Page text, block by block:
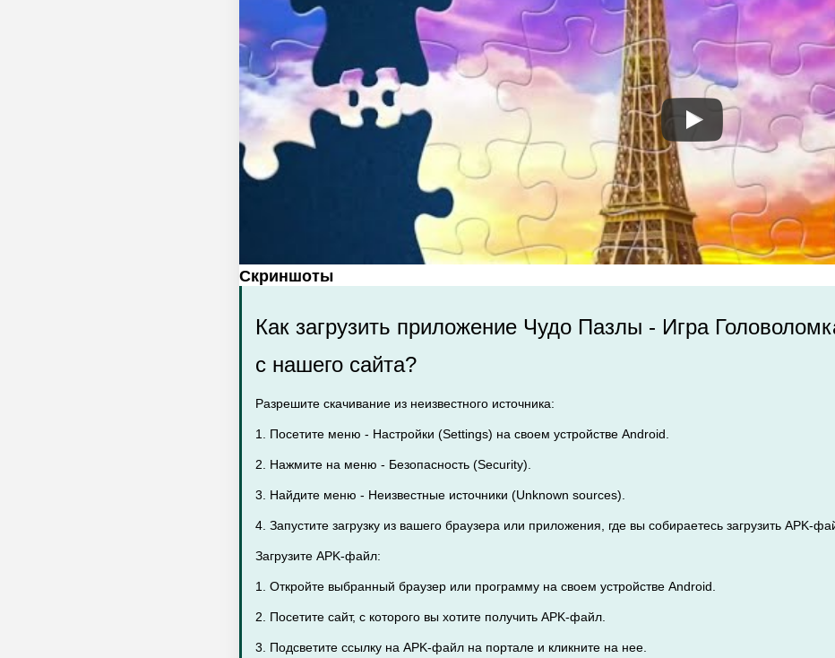
Скриншоты
Как загрузить приложение Чудо Пазлы - Игра
с нашего сайта?
Разрешите скачивание из неизвестного источника:
1. Посетите меню - Настройки (Settings) на своем устройстве Android.
2. Нажмите на меню - Безопасность (Security).
3. Найдите меню - Неизвестные источники (Unknown sources).
4. Запустите загрузку из вашего браузера или приложения, где вы собираетесь загрузить APK-
Загрузите APK-файл:
1. Откройте выбранный браузер или программу на своем устройстве Android.
2. Посетите сайт, с которого вы хотите получить APK-файл.
3. Подсветите ссылку на APK-файл на портале и кликните на нее.